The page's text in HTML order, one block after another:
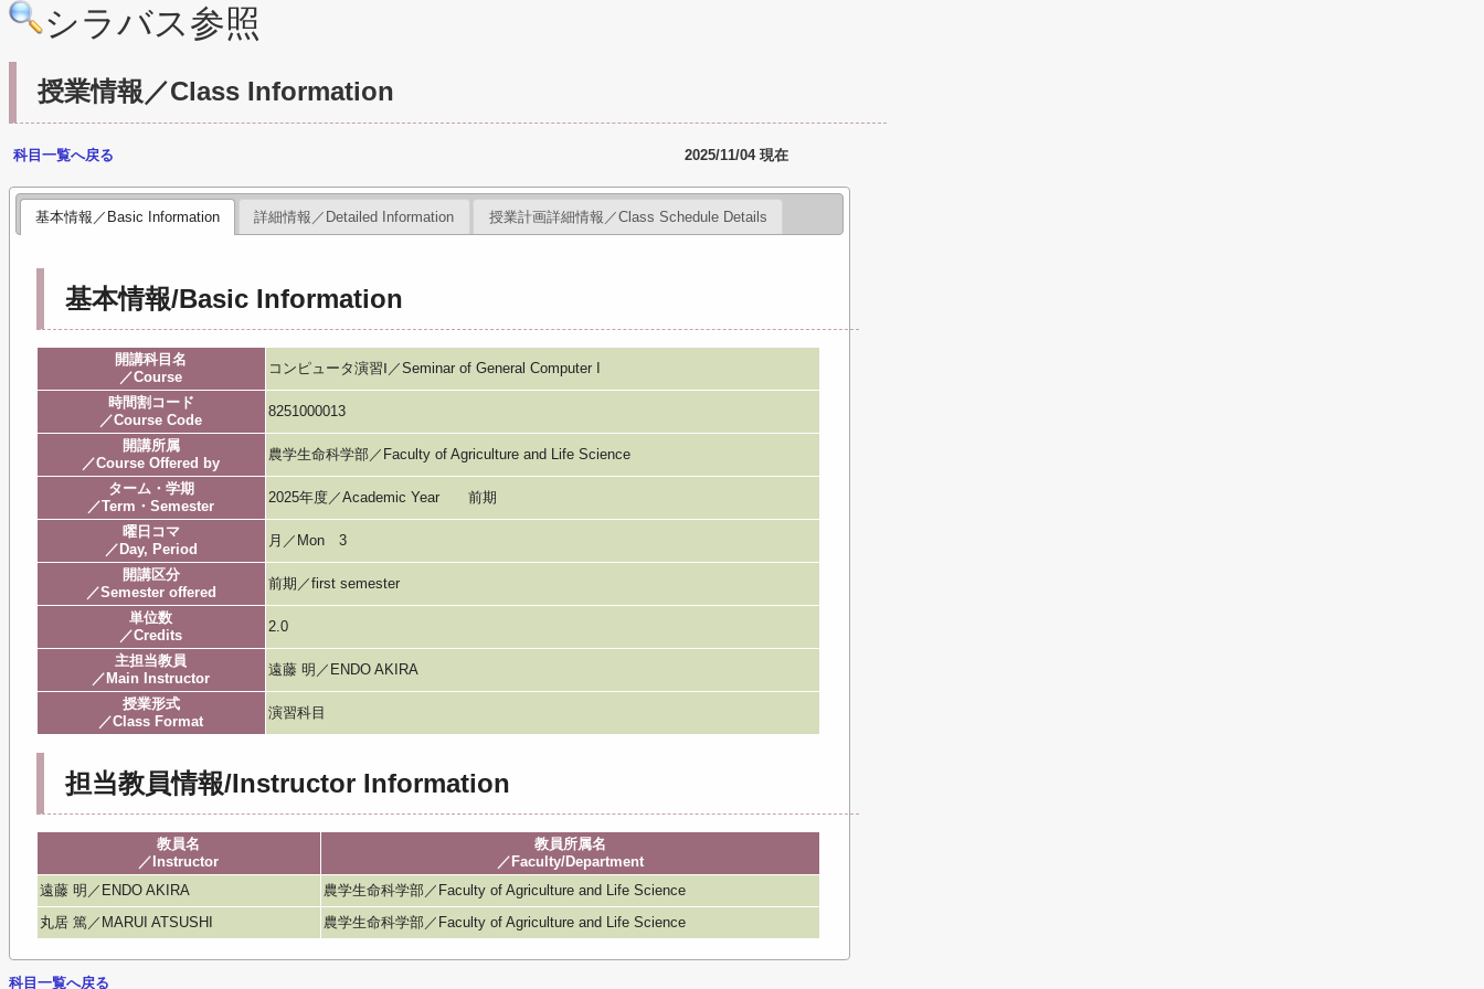
シラバス参照
授業情報／Class Information
科目一覧へ戻る 2025/11/04 現在
基本情報／Basic Information 詳細情報／Detailed Information 授業計画詳細情報／Class Schedule Details
基本情報/Basic Information
開講科目名
／Course
コンピュータ演習Ⅰ／Seminar of General Computer I
時間割コード
／Course Code
8251000013
開講所属
／Course Offered by
農学生命科学部／Faculty of Agriculture and Life Science
ターム・学期
／Term・Semester
2025年度／Academic Year 前期
曜日コマ
／Day, Period
月／Mon 3
開講区分
／Semester offered
前期／first semester
単位数
／Credits
2.0
主担当教員
／Main Instructor
遠藤 明／ENDO AKIRA
授業形式
／Class Format
演習科目
担当教員情報/Instructor Information
教員名
／Instructor
教員所属名
／Faculty/Department
遠藤 明／ENDO AKIRA
農学生命科学部／Faculty of Agriculture and Life Science
丸居 篤／MARUI ATSUSHI
農学生命科学部／Faculty of Agriculture and Life Science
科目一覧へ戻る